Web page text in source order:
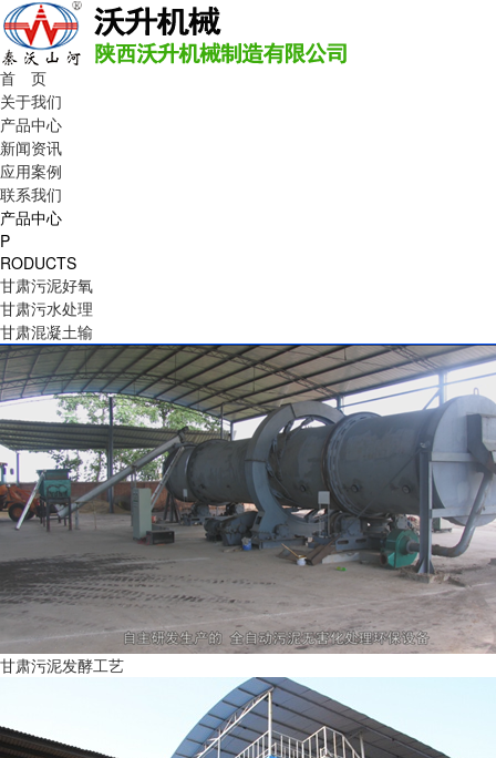
首 页
关于我们
产品中心
新闻资讯
应用案例
联系我们
产品中心
P
RODUCTS
甘肃污泥好氧
甘肃污水处理
甘肃混凝土输
甘肃污泥发酵工艺